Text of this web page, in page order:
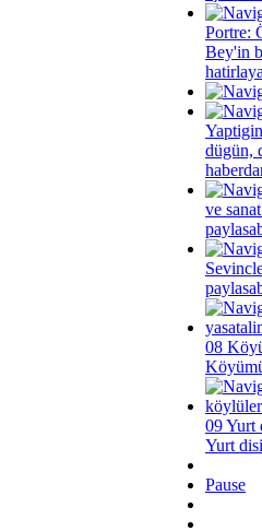
Portre:
Bey'in
dügün,
ve
08
09Yurt
Yurt
Pause